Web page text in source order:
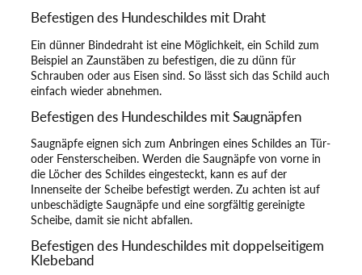
Befestigen des Hundeschildes mit Draht
Ein dünner Bindedraht ist eine Möglichkeit, ein Schild zum
Beispiel an Zaunstäben zu befestigen, die zu dünn für
Schrauben oder aus Eisen sind. So lässt sich das Schild auch
einfach wieder abnehmen.
Befestigen des Hundeschildes mit Saugnäpfen
Saugnäpfe eignen sich zum Anbringen eines Schildes an Tür-
oder Fensterscheiben. Werden die Saugnäpfe von vorne in
die Löcher des Schildes eingesteckt, kann es auf der
Innenseite der Scheibe befestigt werden. Zu achten ist auf
unbeschädigte Saugnäpfe und eine sorgfältig gereinigte
Scheibe, damit sie nicht abfallen.
Befestigen des Hundeschildes mit doppelseitigem
Klebeband